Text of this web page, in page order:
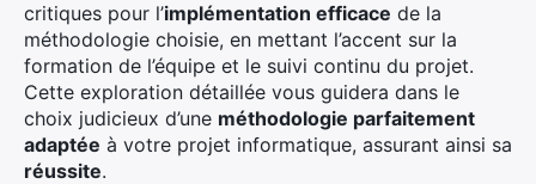
critiques pour l’implémentation efficace de la
méthodologie choisie, en mettant l’accent sur la
formation de l’équipe et le suivi continu du projet.
Cette exploration détaillée vous guidera dans le
choix judicieux d’une méthodologie parfaitement
adaptée à votre projet informatique, assurant ainsi sa
réussite.